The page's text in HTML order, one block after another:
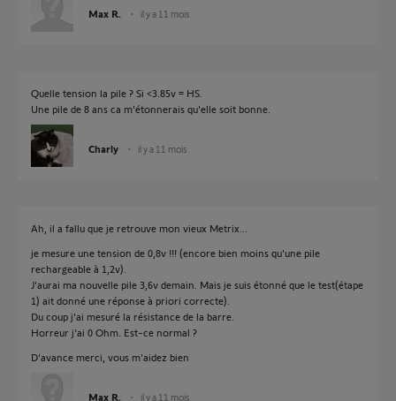
Max R. il y a 11 mois
Quelle tension la pile ? Si <3.85v = HS.
Une pile de 8 ans ca m'étonnerais qu'elle soit bonne.
Charly il y a 11 mois
Ah, il a fallu que je retrouve mon vieux Metrix...
je mesure une tension de 0,8v !!! (encore bien moins qu'une pile
rechargeable à 1,2v).
J'aurai ma nouvelle pile 3,6v demain. Mais je suis étonné que le test(étape
1) ait donné une réponse à priori correcte).
Du coup j'ai mesuré la résistance de la barre.
Horreur j'ai 0 Ohm. Est-ce normal ?
D'avance merci, vous m'aidez bien
Max R. il y a 11 mois